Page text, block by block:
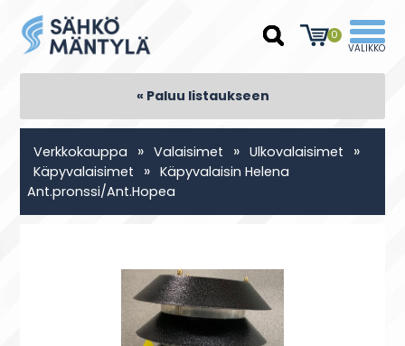
0
« Paluu listaukseen
Verkkokauppa » Valaisimet » Ulkovalaisimet »
Käpyvalaisimet » Käpyvalaisin Helena
Ant.pronssi/Ant.Hopea